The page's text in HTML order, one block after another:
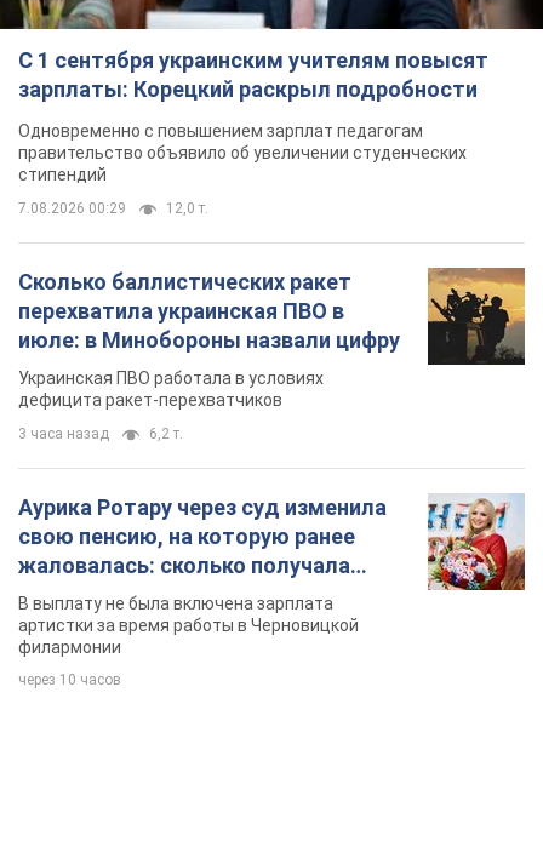
перехватила украинская ПВО в
июле: в Минобороны назвали цифру
Украинская ПВО работала в условиях
дефицита ракет-перехватчиков
Аурика Ротару через суд изменила
свою пенсию, на которую ранее
жаловалась: сколько получала
певица
артистки за время работы в Черновицкой
филармонии
через 10 часов